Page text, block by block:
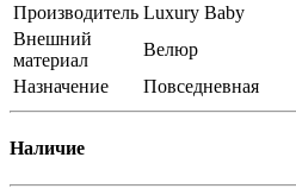
Производитель Luxury Baby
Внешний
материал
Велюр
Назначение
Повседневная
Наличие